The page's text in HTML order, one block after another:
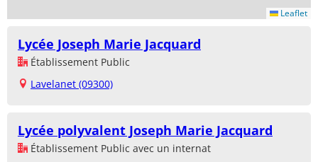
Leaflet
Lycée Joseph Marie Jacquard
Établissement Public
Lavelanet (09300)
Lycée polyvalent Joseph Marie Jacquard
Établissement Public avec un internat